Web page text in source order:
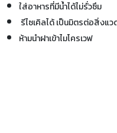
ใส่อาหารที่มีน้ำได้ไม่รั่วซึม
รีไซเคิลได้ เป็นมิตรต่อสิ่งแ
ห้ามนำฝาเข้าไมโครเวฟ